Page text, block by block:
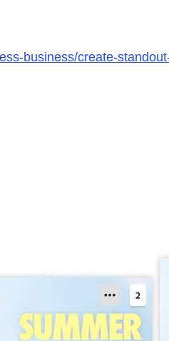
business/create-